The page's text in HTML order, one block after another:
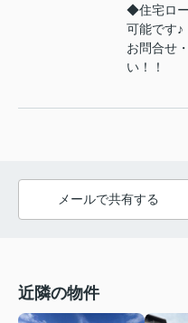
◆住宅ロ
可能です♪
お問合せ
い！！
メールで共有する
近隣の物件